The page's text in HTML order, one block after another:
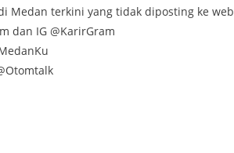
Medan terkini yang tidak diposting ke web
dan IG @KarirGram